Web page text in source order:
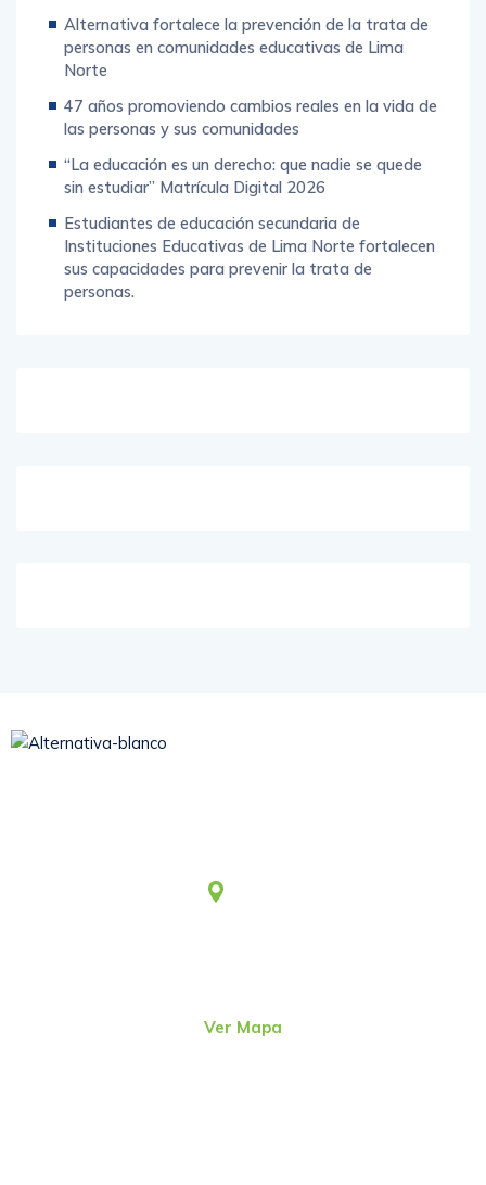
Alternativa fortalece la prevención de la trata de
personas en comunidades educativas de Lima
Norte
47 años promoviendo cambios reales en la vida de
las personas y sus comunidades
“La educación es un derecho: que nadie se quede
sin estudiar” Matrícula Digital 2026
Estudiantes de educación secundaria de
Instituciones Educativas de Lima Norte fortalecen
sus capacidades para prevenir la trata de
personas.
Ver Mapa